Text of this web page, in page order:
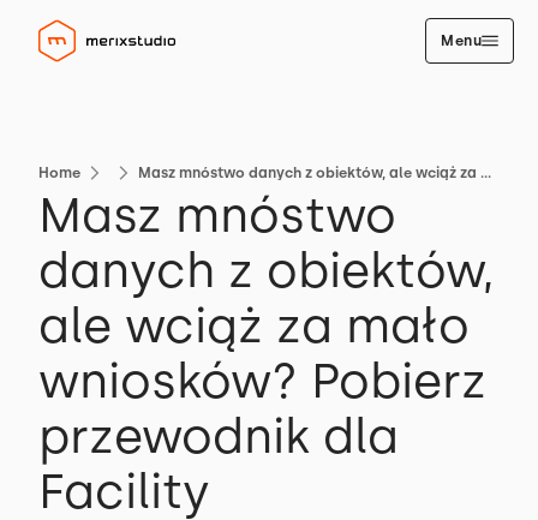
Menu
Home Masz mnóstwo danych z obiektów, ale wciąż za mało wniosków? Pobierz przewodnik dla Facility Managerów
Masz mnóstwo
danych z obiektów,
ale wciąż za mało
wniosków? Pobierz
przewodnik dla
Facility